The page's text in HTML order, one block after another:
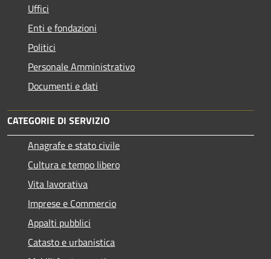
Uffici
Enti e fondazioni
Politici
Personale Amministrativo
Documenti e dati
CATEGORIE DI SERVIZIO
Anagrafe e stato civile
Cultura e tempo libero
Vita lavorativa
Imprese e Commercio
Appalti pubblici
Catasto e urbanistica